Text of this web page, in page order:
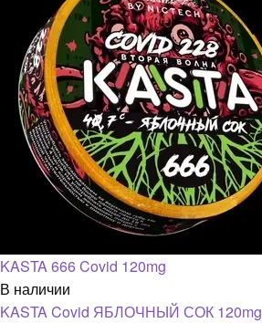
KASTA 666 Covid 120mg
В наличии
KASTA Covid ЯБЛОЧНЫЙ СОК 120mg